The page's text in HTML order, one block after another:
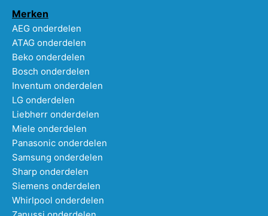
Merken
AEG onderdelen
ATAG onderdelen
Beko onderdelen
Bosch onderdelen
Inventum onderdelen
LG onderdelen
Liebherr onderdelen
Miele onderdelen
Panasonic onderdelen
Samsung onderdelen
Sharp onderdelen
Siemens onderdelen
Whirlpool onderdelen